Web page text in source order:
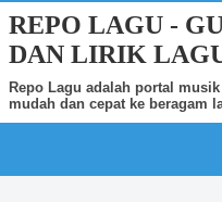
REPO LAGU -
DAN LIRIK
Repo Lagu adalah portal
mudah dan cepat ke beragam